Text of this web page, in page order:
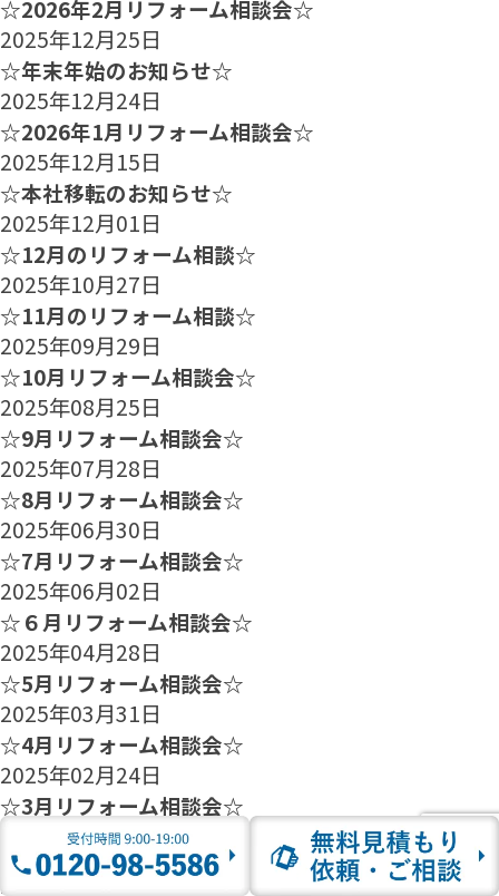
☆2026年2月リフォーム相談会☆
2025年12月25日
☆年末年始のお知らせ☆
2025年12月24日
☆2026年1月リフォーム相談会☆
2025年12月15日
☆本社移転のお知らせ☆
2025年12月01日
☆12月のリフォーム相談☆
2025年10月27日
☆11月のリフォーム相談☆
2025年09月29日
☆10月リフォーム相談会☆
2025年08月25日
☆9月リフォーム相談会☆
2025年07月28日
☆8月リフォーム相談会☆
2025年06月30日
☆7月リフォーム相談会☆
2025年06月02日
☆６月リフォーム相談会☆
2025年04月28日
☆5月リフォーム相談会☆
2025年03月31日
☆4月リフォーム相談会☆
2025年02月24日
☆3月リフォーム相談会☆
2025年01月27日
☆2月のリフォーム相談会のご案内☆